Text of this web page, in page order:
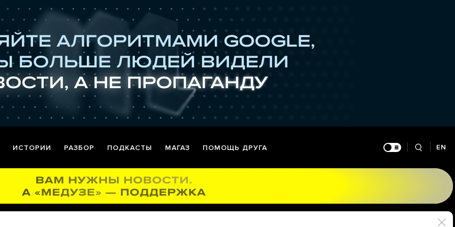
ИСТОРИИ РАЗБОР ПОДКАСТЫ МАГАЗ ПОМОЩЬ ДРУГА EN